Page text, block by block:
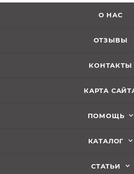
О НАС
ОТЗЫВЫ
КОНТАКТЫ
КАРТА
ПОМОЩЬ
КАТАЛОГ
СТАТЬИ